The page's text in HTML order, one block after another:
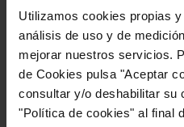
Utilizamos cookies propias
análisis de uso y de
mejorar nuestros servicios.
de Cookies pulsa "Aceptar
consultar y/o deshabilitar su
"Política de cookies" al final
Empresa que ofrece
Islas Baleares
Opinión de: Anónimo
¿Qué te ha gustado más?
puesto en contacto, cobrar si